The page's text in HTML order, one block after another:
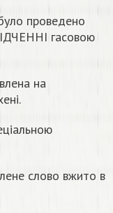
проведено
гасовою
на
слово вжито в